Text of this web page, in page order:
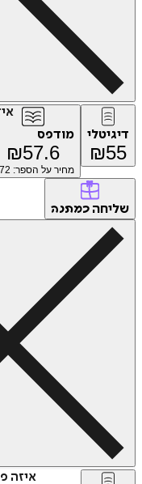
דיגיטלי
₪55
מודפס
₪57.6
מחיר על הספר: ₪ 72
שליחה כמתנה
איזה